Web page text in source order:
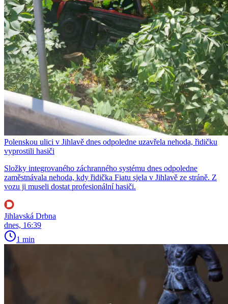
Polenskou ulici v Jihlavě dnes odpoledne uzavřela nehoda, řidičku
vyprostili hasiči
Složky integrovaného záchranného systému dnes odpoledne
zaměstnávala nehoda, kdy řidička Fiatu sjela v Jihlavě ze stráně. Z
vozu ji museli dostat profesionální hasiči.
Jihlavská Drbna
dnes, 16:39
1 min